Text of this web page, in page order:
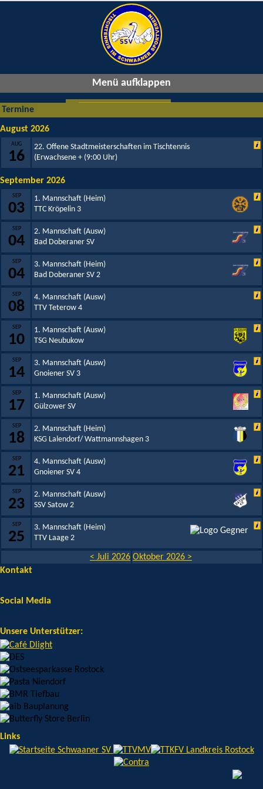
Menü aufklappen
Termine
August 2026
AUG
16
22. Offene Stadtmeisterschaften im Tischtennis
(Erwachsene + (9:00 Uhr)
September 2026
SEP
03
1. Mannschaft (Heim)
TTC Kröpelin 3
SEP
04
2. Mannschaft (Ausw)
Bad Doberaner SV
SEP
04
3. Mannschaft (Heim)
Bad Doberaner SV 2
SEP
08
4. Mannschaft (Ausw)
TTV Teterow 4
SEP
10
1. Mannschaft (Ausw)
TSG Neubukow
SEP
14
3. Mannschaft (Ausw)
Gnoiener SV 3
SEP
17
1. Mannschaft (Ausw)
Gülzower SV
SEP
18
2. Mannschaft (Heim)
KSG Lalendorf/ Wattmannshagen 3
SEP
21
4. Mannschaft (Ausw)
Gnoiener SV 4
SEP
23
2. Mannschaft (Ausw)
SSV Satow 2
SEP
25
3. Mannschaft (Heim)
TTV Laage 2
< Juli 2026 Oktober 2026 >
Kontakt
Social Media
Unsere Unterstützer:
Links